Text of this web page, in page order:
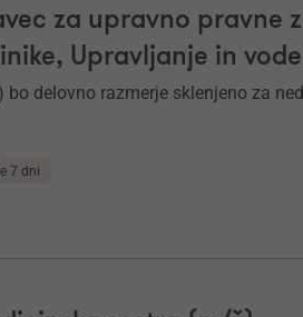
za upravno pravne
Upravljanje in
delovno razmerje sklenjeno za
7 dni